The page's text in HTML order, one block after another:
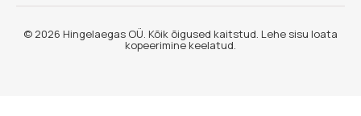
© 2026 Hingelaegas OÜ. Kõik õigused kaitstud. Lehe sisu loata
kopeerimine keelatud.